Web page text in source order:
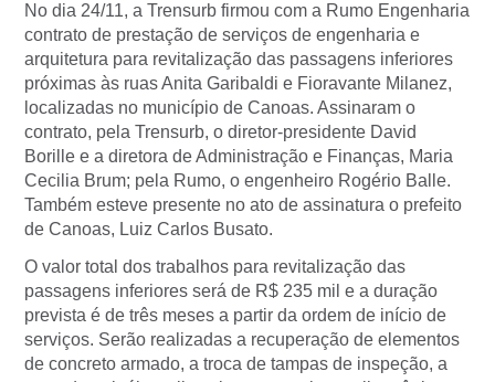
No dia 24/11, a Trensurb firmou com a Rumo Engenharia
contrato de prestação de serviços de engenharia e
arquitetura para revitalização das passagens inferiores
próximas às ruas Anita Garibaldi e Fioravante Milanez,
localizadas no município de Canoas. Assinaram o
contrato, pela Trensurb, o diretor-presidente David
Borille e a diretora de Administração e Finanças, Maria
Cecilia Brum; pela Rumo, o engenheiro Rogério Balle.
Também esteve presente no ato de assinatura o prefeito
de Canoas, Luiz Carlos Busato.
O valor total dos trabalhos para revitalização das
passagens inferiores será de R$ 235 mil e a duração
prevista é de três meses a partir da ordem de início de
serviços. Serão realizadas a recuperação de elementos
de concreto armado, a troca de tampas de inspeção, a